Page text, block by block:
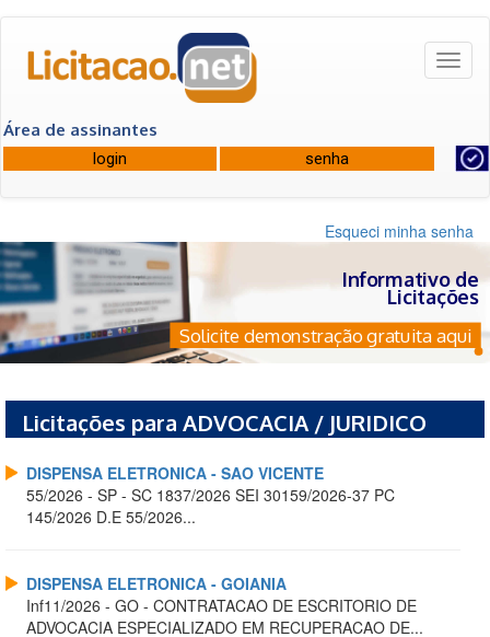
Área de assinantes
Esqueci minha senha
Informativo de
Licitações
Solicite demonstração gratuita aqui
Licitações para ADVOCACIA / JURIDICO
DISPENSA ELETRONICA - SAO VICENTE
55/2026 - SP - SC 1837/2026 SEI 30159/2026-37 PC
145/2026 D.E 55/2026...
DISPENSA ELETRONICA - GOIANIA
Inf11/2026 - GO - CONTRATACAO DE ESCRITORIO DE
ADVOCACIA ESPECIALIZADO EM RECUPERACAO DE...